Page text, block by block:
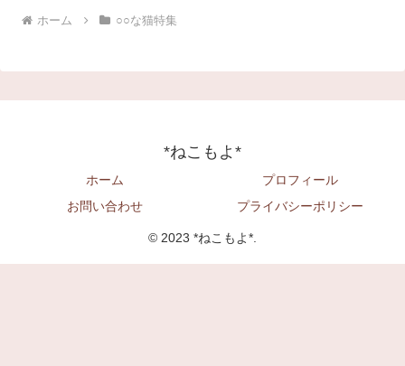
ホーム ○○な猫特集
*ねこもよ*
ホーム
プロフィール
お問い合わせ
プライバシーポリシー
© 2023 *ねこもよ*.